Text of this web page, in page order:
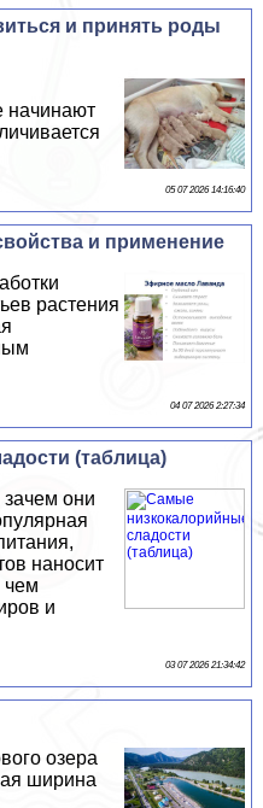
и принять роды
начинают
05 07 2026 14:16:40
и применение
растения
04 07 2026 2:27:34
(таблица)
они
наносит
чем
и
03 07 2026 21:34:42
озера
ширина